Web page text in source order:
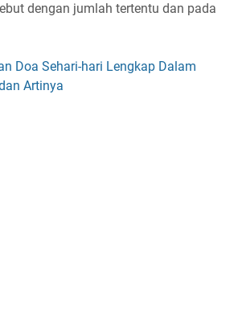
dengan jumlah tertentu dan pada
Doa Sehari-hari Lengkap Dalam
Artinya